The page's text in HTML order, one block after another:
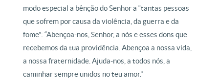
modo especial a bênção do Senhor a “tantas pessoas
que sofrem por causa da violência, da guerra e da
fome”: “Abençoa-nos, Senhor, a nós e esses dons que
recebemos da tua providência. Abençoa a nossa vida,
a nossa fraternidade. Ajuda-nos, a todos nós, a
caminhar sempre unidos no teu amor.”